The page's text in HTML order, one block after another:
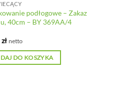
podłogowe – Zakaz
40cm – BY 369AA/4
zł netto
DO KOSZYKA